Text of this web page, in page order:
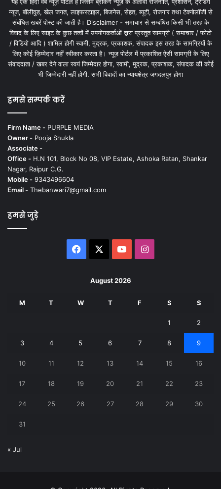
न्यूज, बॉलीवुड, खेल जगत, लाइफस्टाइल, बिजनेस, सेहत, ब्यूटी, रोजगार तथा टेक्नोलॉजी से
संबंधित खबरें पोस्ट की जाती है। Disclaimer - समाचार से सम्बंधित किसी भी तरह के
विवाद के लिए साइट के कुछ तत्वों में उपयोगकर्ताओं द्वारा प्रस्तुत सामग्री ( समाचार / फोटो
/ विडियो आदि ) शामिल होगी स्वामी, मुद्रक, प्रकाशक, संपादक इस तरह के सामग्रियों के
लिए कोई ज़िम्मेदार नहीं स्वीकार करता है। न्यूज़ पोर्टल में प्रकाशित ऐसी सामग्री के लिए
संवाददाता / खबर देने वाला स्वयं जिम्मेदार होगा, स्वामी, मुद्रक, प्रकाशक, संपादक की कोई
भी जिम्मेदारी नहीं होगी. सभी विवादों का न्यायक्षेत्र जगदलपुर होगा
हमसे सम्पर्क करें
Firm Name - PURPLE MEDIA
Owner - Pooja Shukla
Associate -
Office - H.N 101, Block No 08, VIP Estate, Ashoka Ratan, Shankar
Nagar, Raipur C.G.
Mobile - 9343496604
Email - Thebanwari7@gmail.com
हमसे जुड़े
Facebook YouTubeInstagram
August 2026
M T W T F S S
1 2
3 4 5 6 7 8 9
10 11 12 13 14 15 16
17 18 19 20 21 22 23
24 25 26 27 28 29 30
31
« Jul